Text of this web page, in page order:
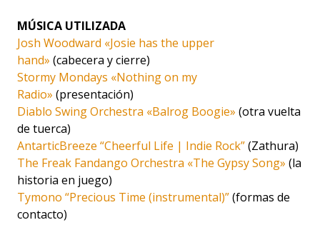
MÚSICA UTILIZADA
Josh Woodward «Josie has the upper
hand» (cabecera y cierre)
Stormy Mondays «Nothing on my
Radio» (presentación)
Diablo Swing Orchestra «Balrog Boogie» (otra vuelta
de tuerca)
AntarticBreeze “Cheerful Life | Indie Rock”(Zathura)
The Freak Fandango Orchestra «The Gypsy Song» (la
historia en juego)
Tymono “Precious Time (instrumental)”(formas de
contacto)